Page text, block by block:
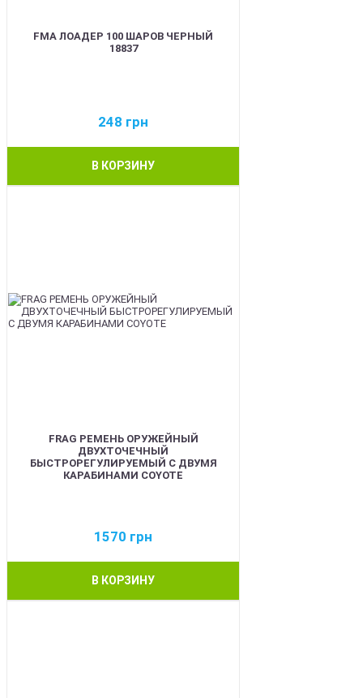
FMA ЛОАДЕР 100 ШАРОВ ЧЕРНЫЙ
18837
248 грн
В КОРЗИНУ
FRAG РЕМЕНЬ ОРУЖЕЙНЫЙ
ДВУХТОЧЕЧНЫЙ
БЫСТРОРЕГУЛИРУЕМЫЙ С ДВУМЯ
КАРАБИНАМИ COYOTE
1570 грн
В КОРЗИНУ